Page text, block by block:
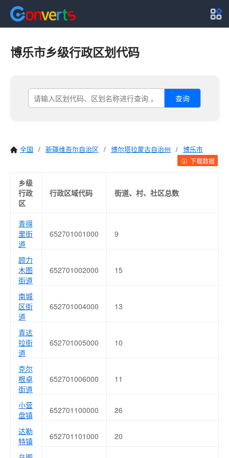
博乐市乡级行政区划代码
查询
全国 / 新疆维吾尔自治区 / 博尔塔拉蒙古自治州 / 博乐市
下载数据
乡级
行政
区
行政区域代码 街道、村、社区总数
青得
里街
道
652701001000 9
顾力
木图
街道
652701002000 15
南城
区街
道
652701004000 13
青达
拉街
道
652701005000 10
克尔
根卓
街道
652701006000 11
小营
盘镇
652701100000 26
达勒
特镇
652701101000 20